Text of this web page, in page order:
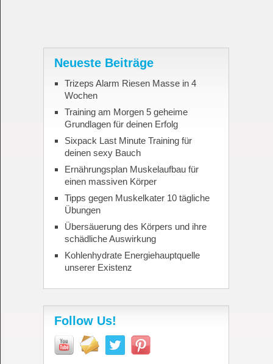
Neueste Beiträge
Trizeps Alarm Riesen Masse in 4
Wochen
Training am Morgen 5 geheime
Grundlagen für deinen Erfolg
Sixpack Last Minute Training für
deinen sexy Bauch
Ernährungsplan Muskelaufbau für
einen massiven Körper
Tipps gegen Muskelkater 10 tägliche
Übungen
Übersäuerung des Körpers und ihre
schädliche Auswirkung
Kohlenhydrate Energiehauptquelle
unserer Existenz
Follow Us!